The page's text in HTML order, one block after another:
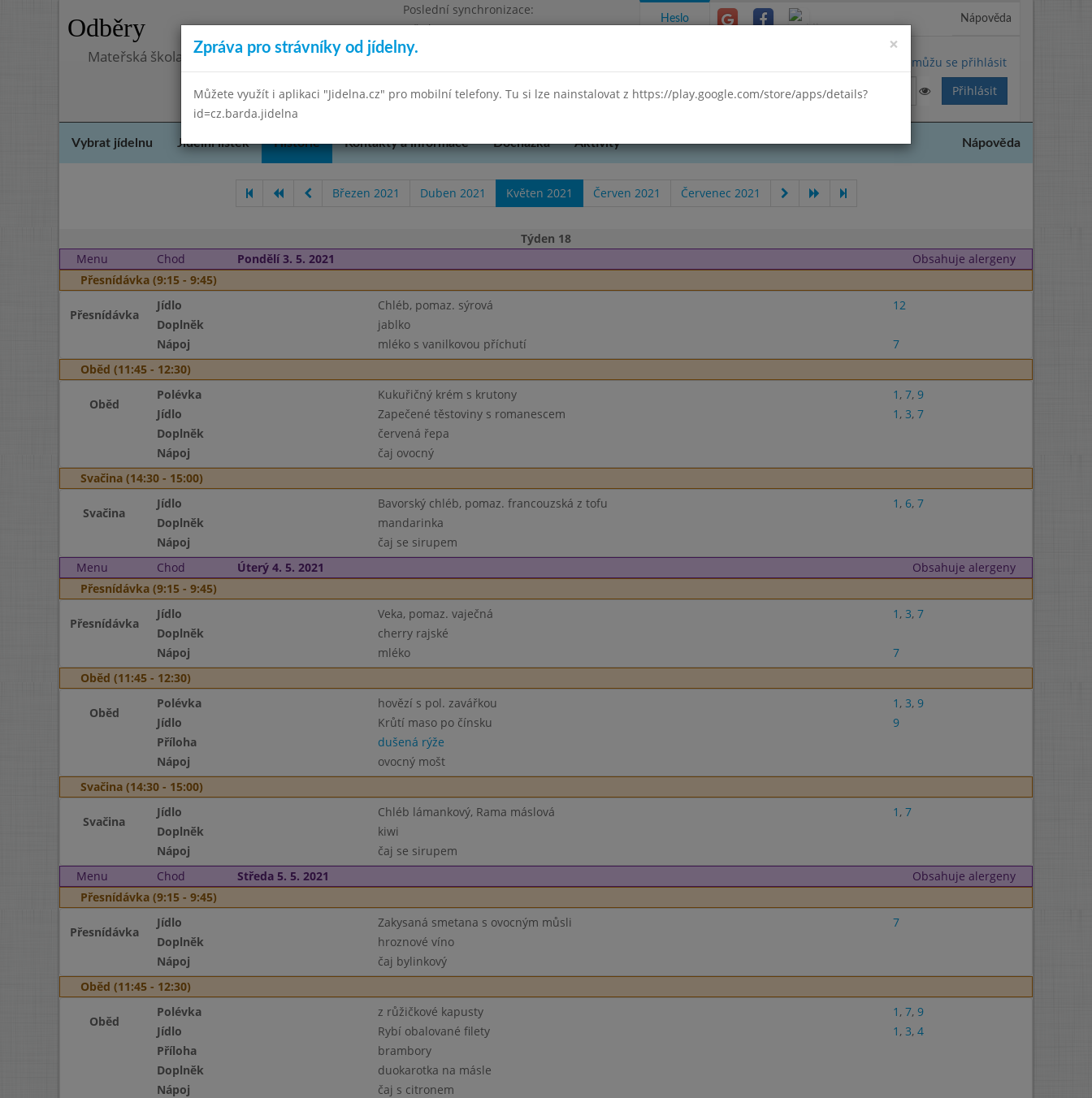
Odběry
Poslední synchronizace:
Středa 8.7.2026 18:35
Mateřská škola, Praha 5 - Barrandov, Lohniského 851, příspěvková organizace
Heslo Nápověda
Nemůžu se přihlásit
Vybrat jídelnu Jídelní lístek Historie Kontakty a informace Docházka Aktivity Nápověda
Březen 2021 Duben 2021 Květen 2021 Červen 2021 Červenec 2021
Týden 18
Menu
Chod Pondělí 3. 5. 2021
Obsahuje alergeny
Přesnídávka (9:15 - 9:45)
Přesnídávka
Jídlo Chléb, pomaz. sýrová
12
Doplněk
jablko
Nápoj
mléko s vanilkovou příchutí
7
Oběd (11:45 - 12:30)
Oběd
Polévka Kukuřičný krém s krutony 1 , 7, 9
Jídlo
Zapečené těstoviny s romanescem 1 , 3, 7
Doplněk
červená řepa
Nápoj
čaj ovocný
Svačina (14:30 - 15:00)
Svačina
Jídlo Bavorský chléb, pomaz. francouzská z tofu 1 , 6, 7
Doplněk
mandarinka
Nápoj
čaj se sirupem
Menu
Chod Úterý 4. 5. 2021
Obsahuje alergeny
Přesnídávka (9:15 - 9:45)
Přesnídávka
Jídlo Veka, pomaz. vaječná 1 , 3, 7
Doplněk
cherry rajské
Nápoj
mléko
7
Oběd (11:45 - 12:30)
Oběd
Polévka hovězí s pol. zavářkou 1 , 3, 9
Jídlo
Krůtí maso po čínsku
9
Příloha
dušená rýže
Nápoj
ovocný mošt
Svačina (14:30 - 15:00)
Svačina
Jídlo Chléb lámankový, Rama máslová 1 , 7
Doplněk
kiwi
Nápoj
čaj se sirupem
Menu
Chod Středa 5. 5. 2021
Obsahuje alergeny
Přesnídávka (9:15 - 9:45)
Přesnídávka
Jídlo Zakysaná smetana s ovocným můsli
7
Doplněk
hroznové víno
Nápoj
čaj bylinkový
Oběd (11:45 - 12:30)
Oběd
Polévka z růžičkové kapusty 1 , 7, 9
Jídlo
Rybí obalované filety 1 , 3, 4
Příloha
brambory
Doplněk
duokarotka na másle
Nápoj
čaj s citronem
×
Zpráva pro strávníky od jídelny.
Můžete využít i aplikaci "Jidelna.cz" pro mobilní telefony. Tu si lze nainstalovat z https://play.google.com/store/apps/details?
id=cz.barda.jidelna